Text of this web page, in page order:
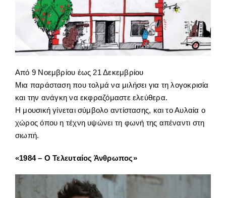
Από 9 Νοεμβρίου έως 21 Δεκεμβρίου
Μια παράσταση που τολμά να μιλήσει για τη λογοκρισία
και την ανάγκη να εκφραζόμαστε ελεύθερα.
Η μουσική γίνεται σύμβολο αντίστασης, και το Αυλαία ο
χώρος όπου η τέχνη υψώνει τη φωνή της απέναντι στη
σιωπή.
«1984 – Ο Τελευταίος Άνθρωπος»